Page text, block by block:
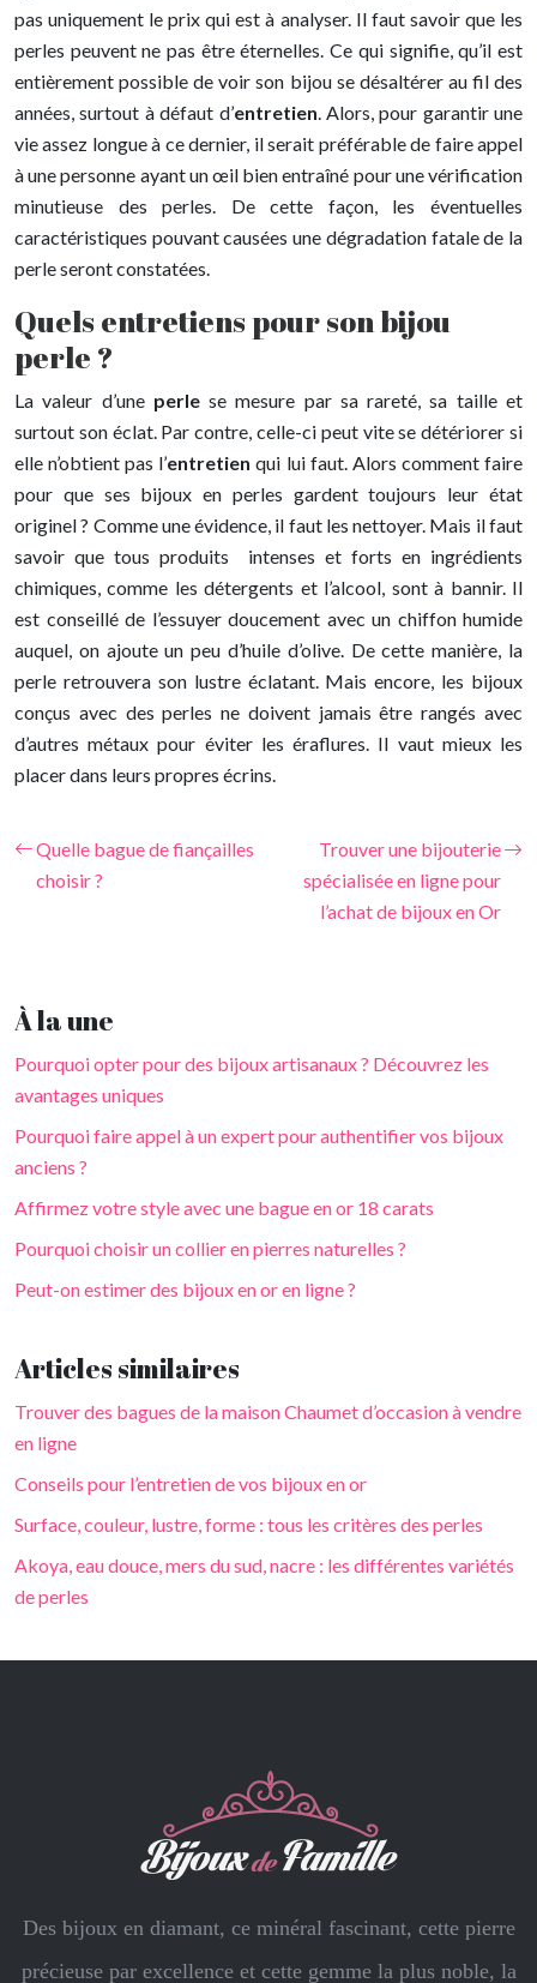
pas uniquement le prix qui est à analyser. Il faut savoir que les
perles peuvent ne pas être éternelles. Ce qui signifie, qu’il est
entièrement possible de voir son bijou se désaltérer au fil des
années, surtout à défaut d’entretien. Alors, pour garantir une
vie assez longue à ce dernier, il serait préférable de faire appel
à une personne ayant un œil bien entraîné pour une vérification
minutieuse des perles. De cette façon, les éventuelles
caractéristiques pouvant causées une dégradation fatale de la
perle seront constatées.
Quels entretiens pour son bijou
perle ?
La valeur d’une perlese mesure par sa rareté, sa taille et
surtout son éclat. Par contre, celle-ci peut vite se détériorer si
elle n’obtient pas l’entretien qui lui faut. Alors comment faire
pour que ses bijoux en perles gardent toujours leur état
originel ? Comme une évidence, il faut les nettoyer. Mais il faut
savoir que tous produits intenses et forts en ingrédients
chimiques, comme les détergents et l’alcool, sont à bannir. Il
est conseillé de l’essuyer doucement avec un chiffon humide
auquel, on ajoute un peu d’huile d’olive. De cette manière, la
perle retrouvera son lustre éclatant. Mais encore, les bijoux
conçus avec des perles ne doivent jamais être rangés avec
d’autres métaux pour éviter les éraflures. Il vaut mieux les
placer dans leurs propres écrins.
Quelle bague de fiançailles
choisir ?
Trouver une bijouterie
spécialisée en ligne pour
l’achat de bijoux en Or
À la une
Pourquoi opter pour des bijoux artisanaux ? Découvrez les
avantages uniques
Pourquoi faire appel à un expert pour authentifier vos bijoux
anciens ?
Affirmez votre style avec une bague en or 18 carats
Pourquoi choisir un collier en pierres naturelles ?
Peut-on estimer des bijoux en or en ligne ?
Articles similaires
Trouver des bagues de la maison Chaumet d’occasion à vendre
en ligne
Conseils pour l’entretien de vos bijoux en or
Surface, couleur, lustre, forme : tous les critères des perles
Akoya, eau douce, mers du sud, nacre : les différentes variétés
de perles
Des bijoux en diamant, ce minéral fascinant, cette pierre
précieuse par excellence et cette gemme la plus noble, la